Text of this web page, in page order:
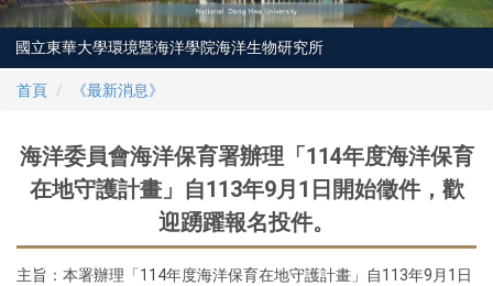
國立東華大學環境暨海洋學院海洋生物研究所
首頁 《最新消息》
海洋委員會海洋保育署辦理「114年度海洋保育
在地守護計畫」自113年9月1日開始徵件，歡
迎踴躍報名投件。
主旨：​本署辦理「114年度海洋保育在地守護計畫」自113年9月1日